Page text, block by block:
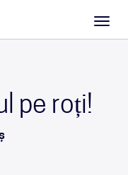
pe roți!